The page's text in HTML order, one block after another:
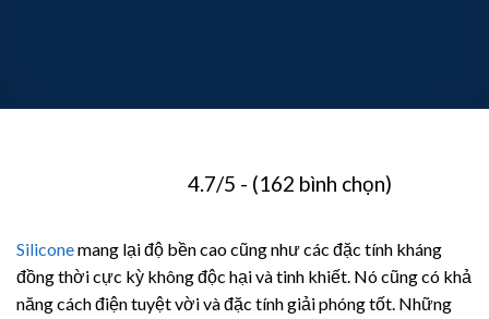
4.7/5 - (162 bình chọn)
Siliconemang lại độ bền cao cũng như các đặc tính kháng
đồng thời cực kỳ không độc hại và tinh khiết. Nó cũng có khả
năng cách điện tuyệt vời và đặc tính giải phóng tốt. Những